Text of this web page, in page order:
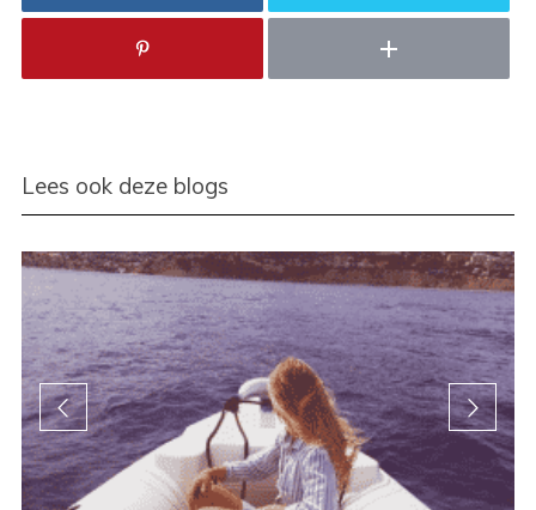
Lees ook deze blogs